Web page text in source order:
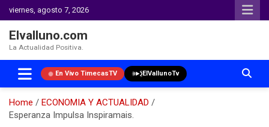
viernes, agosto 7, 2026
Elvalluno.com
La Actualidad Positiva.
En Vivo TimecasTV ElVallunoTv
Home
ECONOMIA Y ACTUALIDAD
Esperanza Impulsa Inspiramais.